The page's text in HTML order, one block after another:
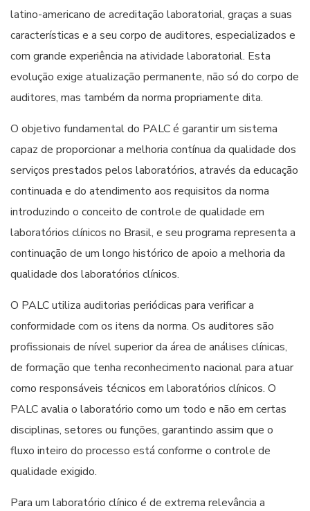
latino-americano de acreditação laboratorial, graças a suas
características e a seu corpo de auditores, especializados e
com grande experiência na atividade laboratorial. Esta
evolução exige atualização permanente, não só do corpo de
auditores, mas também da norma propriamente dita.
O objetivo fundamental do PALC é garantir um sistema
capaz de proporcionar a melhoria contínua da qualidade dos
serviços prestados pelos laboratórios, através da educação
continuada e do atendimento aos requisitos da norma
introduzindo o conceito de controle de qualidade em
laboratórios clínicos no Brasil, e seu programa representa a
continuação de um longo histórico de apoio a melhoria da
qualidade dos laboratórios clínicos.
O PALC utiliza auditorias periódicas para verificar a
conformidade com os itens da norma. Os auditores são
profissionais de nível superior da área de análises clínicas,
de formação que tenha reconhecimento nacional para atuar
como responsáveis técnicos em laboratórios clínicos. O
PALC avalia o laboratório como um todo e não em certas
disciplinas, setores ou funções, garantindo assim que o
fluxo inteiro do processo está conforme o controle de
qualidade exigido.
Para um laboratório clínico é de extrema relevância a